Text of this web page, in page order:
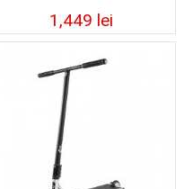
1,449 lei